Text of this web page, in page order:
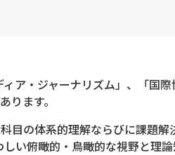
ア・ジャーナリズム」、「国際
ます。
目の体系的理解ならびに課題解
い俯瞰的・鳥瞰的な視野と理